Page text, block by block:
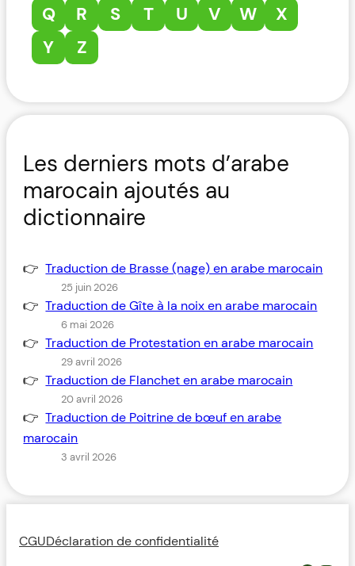
Q
R S T U V W
X
Y
Z
Les derniers mots d’arabe
marocain ajoutés au
dictionnaire
Traduction de Brasse (nage) en arabe marocain
25 juin 2026
Traduction de Gîte à la noix en arabe marocain
6 mai 2026
Traduction de Protestation en arabe marocain
29 avril 2026
Traduction de Flanchet en arabe marocain
20 avril 2026
Traduction de Poitrine de bœuf en arabe
marocain
3 avril 2026
CGUDéclaration de confidentialité